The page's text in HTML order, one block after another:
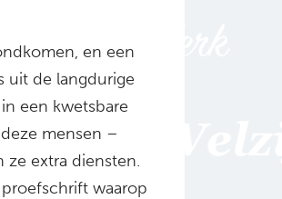
en een
uit de langdurige
een kwetsbare
mensen –
ze extra diensten.
waarop